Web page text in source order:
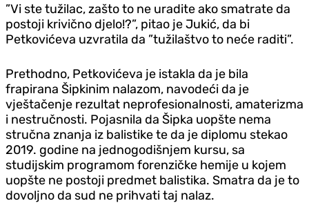
”Vi ste tužilac, zašto to ne uradite ako smatrate da
postoji krivično djelo!?”, pitao je Jukić, da bi
Petkovićeva uzvratila da ”tužilaštvo to neće raditi”.
Prethodno, Petkovićeva je istakla da je bila
frapirana Šipkinim nalazom, navodeći da je
vještačenje rezultat neprofesionalnosti, amaterizma
i nestručnosti. Pojasnila da Šipka uopšte nema
stručna znanja iz balistike te da je diplomu stekao
2019. godine na jednogodišnjem kursu, sa
studijskim programom forenzičke hemije u kojem
uopšte ne postoji predmet balistika. Smatra da je to
dovoljno da sud ne prihvati taj nalaz.